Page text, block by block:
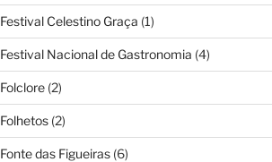
Festival Celestino Graça (1)
Festival Nacional de Gastronomia (4)
Folclore(2)
Folhetos(2)
Fonte das Figueiras(6)